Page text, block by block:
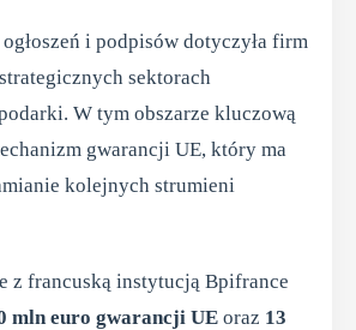
i podpisów dotyczyła firm
sektorach
W tym obszarze kluczową
gwarancji UE, który ma
kolejnych strumieni
z francuską instytucją Bpifrance
mln euro gwarancji UE oraz 13